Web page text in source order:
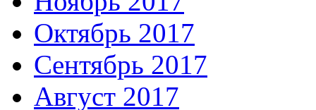
Октябрь 2017
Сентябрь 2017
Август 2017